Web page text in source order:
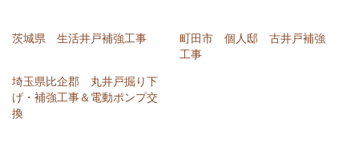
て
Twitter
有
(新
し
い
る
に
ク
し
茨城県 生活井戸補強工事
町田市 個人邸 古井戸補強
工事
埼玉県比企郡 丸井戸掘り下
げ・補強工事＆電動ポンプ交
換